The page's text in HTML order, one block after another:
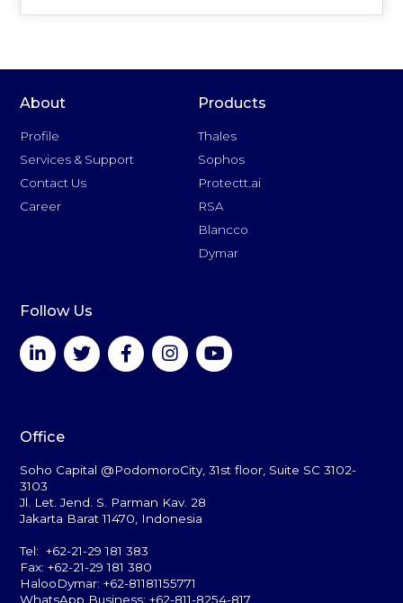
About
Profile
Services & Support
Contact Us
Career
Products
Thales
Sophos
Protectt.ai
RSA
Blancco
Dymar
Follow Us
Office
Soho Capital @PodomoroCity, 31st floor, Suite SC 3102-
3103
Jl. Let. Jend. S. Parman Kav. 28
Jakarta Barat 11470, Indonesia
Tel: +62-21-29 181 383
Fax: +62-21-29 181 380
HalooDymar: +62-81181155771
WhatsApp Business: +62-811-8254-817